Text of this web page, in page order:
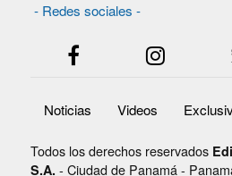
- Redes sociales -
Noticias Videos
Todos los derechos reservados
S.A. - Ciudad de Panamá -